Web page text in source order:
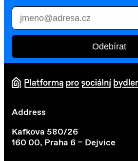
Address
Kafkova 580/26
160 00, Praha 6 – Dejvice